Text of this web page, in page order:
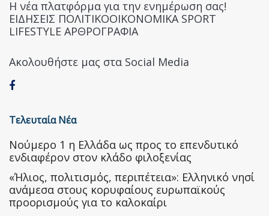
Η νέα πλατφόρμα για την ενημέρωση σας!
ΕΙΔΗΣΕΙΣ ΠΟΛΙΤΙΚΟΟΙΚΟΝΟΜΙΚΑ SPORT
LIFESTYLE ΑΡΘΡΟΓΡΑΦΙΑ
Ακολουθήστε μας στα Social Media
Τελευταία Νέα
Nούμερο 1 η Ελλάδα ως προς το επενδυτικό
ενδιαφέρον στον κλάδο φιλοξενίας
«Ήλιος, πολιτισμός, περιπέτεια»: Ελληνικό νησί
ανάμεσα στους κορυφαίους ευρωπαϊκούς
προορισμούς για το καλοκαίρι